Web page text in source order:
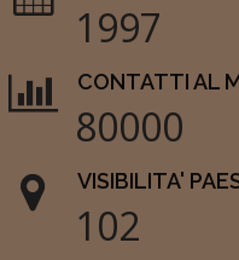
1997
CONTATTI AL
80000
VISIBILITA'
102